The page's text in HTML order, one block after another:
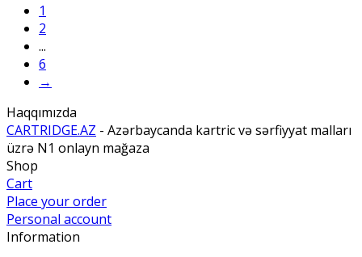
1
2
...
6
→
Haqqımızda
CARTRIDGE.AZ - Azərbaycanda kartric və sərfiyyat malları
üzrə N1 onlayn mağaza
Shop
Cart
Place your order
Personal account
Information